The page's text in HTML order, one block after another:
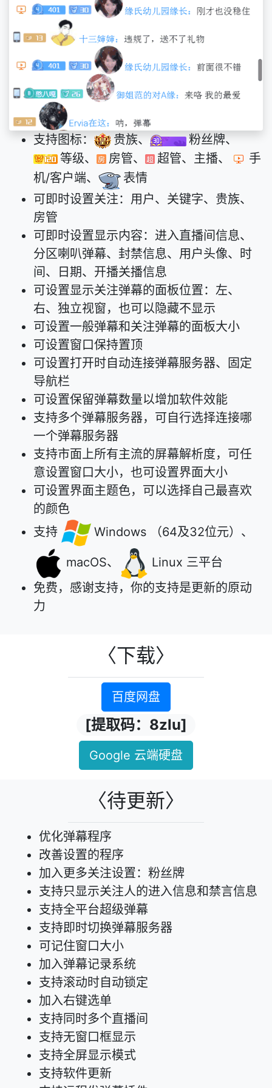
支持图标： 贵族、
粉丝牌、
等级、
房管、 超管、主播、
手
机/客户端、
表情
可即时设置关注：用户、关键字、贵族、
房管
可即时设置显示内容：进入直播间信息、
分区喇叭弹幕、封禁信息、用户头像、时
间、日期、开播关播信息
可设置显示关注弹幕的面板位置：左、
右、独立视窗，也可以隐藏不显示
可设置一般弹幕和关注弹幕的面板大小
可设置窗口保持置顶
可设置打开时自动连接弹幕服务器、固定
导航栏
可设置保留弹幕数量以增加软件效能
支持多个弹幕服务器，可自行选择连接哪
一个弹幕服务器
支持市面上所有主流的屏幕解析度，可任
意设置窗口大小，也可设置界面大小
可设置界面主题色，可以选择自己最喜欢
的颜色
支持
Windows （64及32位元）、
macOS、
Linux 三平台
免费，感谢支持，你的支持是更新的原动
力
〈下载〉
百度网盘
[提取码：8zlu]
Google 云端硬盘
〈待更新〉
优化弹幕程序
改善设置的程序
加入更多关注设置：粉丝牌
支持只显示关注人的进入信息和禁言信息
支持全平台超级弹幕
支持即时切换弹幕服务器
可记住窗口大小
加入弹幕记录系统
支持滚动时自动锁定
加入右键选单
支持同时多个直播间
支持无窗口框显示
支持全屏显示模式
支持软件更新